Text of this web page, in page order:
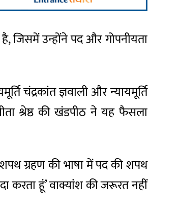
है, जिसमें उन्होंने पद और गोपनीयता
चंद्रकांत ज्ञवाली और न्यायमूर्ति
श्रेष्ठ की खंडपीठ ने यह फैसला
शपथ ग्रहण की भाषा में पद की शपथ
करता हूं’ वाक्यांश की जरूरत नहीं